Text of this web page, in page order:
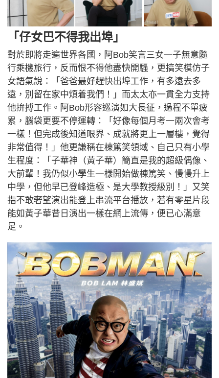
「仔女巴不得我出埠」
對於即將走遍世界各國，阿Bob笑言三女一子無意隨
行乘機旅行，反而恨不得他盡快開騷，更搞笑模仿子
女語氣說：「爸爸最好趕快出埠工作，有多遠去多
遠，別留在家中煩着我們！」而太太亦一貫全力支持
他拚搏工作。阿Bob形容巡演如大長征，過程不單疲
累，腦袋更要不停運轉：「好像每個月考一兩次會考
一樣！但完成後知道眼界、成就將更上一層樓，覺得
非常值得！」他更謙稱在棟篤笑領域、自己只有小學
生程度：「子華神（黃子華）簡直是我的超級偶像、
大前輩！我仍似小學生一樣開始做棟篤笑、慢慢升上
中學，但他早已登峰造極、是大學教授級別！」又笑
指不敢奢望演出能登上串流平台播放，若有零星片段
能如黃子華昔日演出一樣在網上流傳，便已心滿意
足。